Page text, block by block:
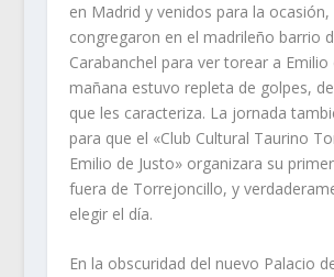
en Madrid y venidos para la ocasión,
congregaron en el madrileño barrio
Carabanchel para ver torear a Emilio
mañana estuvo repleta de golpes,
que les caracteriza. La jornada
para que el «Club Cultural Taurino
Emilio de Justo» organizara su
fuera de Torrejoncillo, y
elegir el día.
En la obscuridad del nuevo Palacio